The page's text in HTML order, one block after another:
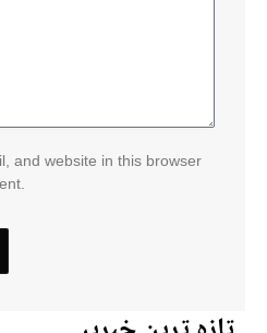
and website in this browser